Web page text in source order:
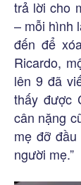
trả lời cho
– mỗi hình
đến để
Ricardo,
lên 9 đã
thấy được
cân nặng
mẹ đỡ
người mẹ.”